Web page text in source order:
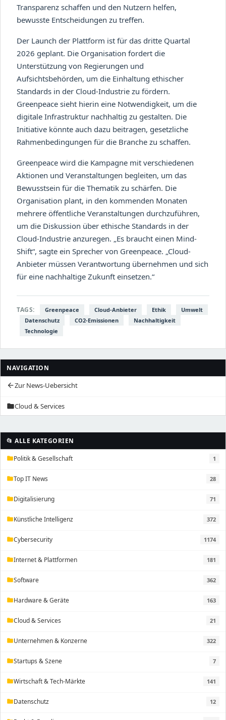
NAVIGATION
arrow_backZur News-Uebersicht
folderCloud & Services
📂 ALLE KATEGORIEN
folderPolitik & Gesellschaft 1
folderTop IT News 28
folderDigitalisierung 71
folderKünstliche Intelligenz 372
folderCybersecurity 1174
folderInternet & Plattformen 181
folderSoftware 362
folderHardware & Geräte 163
folderCloud & Services 21
folderUnternehmen & Konzerne 322
folderStartups & Szene 7
folderWirtschaft & Tech-Märkte 141
folderDatenschutz 12
Transparenz schaffen und den Nutzern helfen,
bewusste Entscheidungen zu treffen.
Der Launch der Plattform ist für das dritte Quartal
2026 geplant. Die Organisation fordert die
Unterstützung von Regierungen und
Aufsichtsbehörden, um die Einhaltung ethischer
Standards in der Cloud-Industrie zu fördern.
Greenpeace sieht hierin eine Notwendigkeit, um die
digitale Infrastruktur nachhaltig zu gestalten. Die
Initiative könnte auch dazu beitragen, gesetzliche
Rahmenbedingungen für die Branche zu schaffen.
Greenpeace wird die Kampagne mit verschiedenen
Aktionen und Veranstaltungen begleiten, um das
Bewusstsein für die Thematik zu schärfen. Die
Organisation plant, in den kommenden Monaten
mehrere öffentliche Veranstaltungen durchzuführen,
um die Diskussion über ethische Standards in der
Cloud-Industrie anzuregen. „Es braucht einen Mind-
Shift“, sagte ein Sprecher von Greenpeace. „Cloud-
Anbieter müssen Verantwortung übernehmen und sich
für eine nachhaltige Zukunft einsetzen.“
TAGS: Greenpeace Cloud-Anbieter Ethik
Umwelt
Datenschutz
CO2-Emissionen
Nachhaltigkeit
Technologie